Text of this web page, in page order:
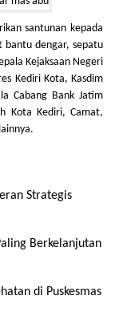
santunan kepada
bantu dengar, sepatu
Kejaksaan Negeri
Kediri Kota, Kasdim
Cabang Bank Jatim
Kota Kediri, Camat,
Strategis
Berkelanjutan
di Puskesmas